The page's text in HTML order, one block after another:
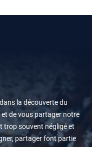
la découverte du
et de vous partager notre
trop souvent négligé et
partager font partie